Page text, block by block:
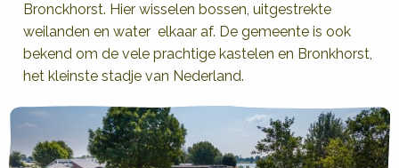
Bronckhorst. Hier wisselen bossen, uitgestrekte
weilanden en water elkaar af. De gemeente is ook
bekend om de vele prachtige kastelen en Bronkhorst,
het kleinste stadje van Nederland.